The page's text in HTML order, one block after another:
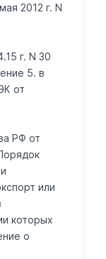
2012 г. N
г. N 30
5. в
от
РФ от
или
которых
о